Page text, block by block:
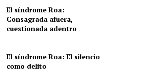
El síndrome Roa:
Consagrada afuera,
cuestionada adentro
El síndrome Roa: El silencio
como delito